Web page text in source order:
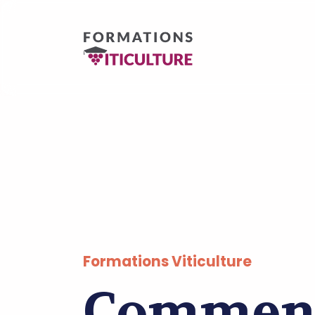
Formations Viticulture